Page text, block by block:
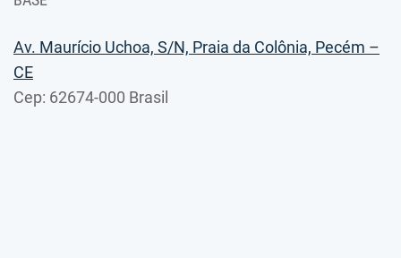
Av. Maurício Uchoa, S/N, Praia da Colônia, Pecém –
CE
Cep: 62674-000 Brasil